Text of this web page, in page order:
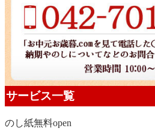
サービス一覧
のし紙無料open